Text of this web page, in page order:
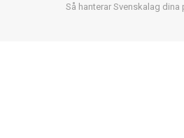
Så hanterar Svenskalag